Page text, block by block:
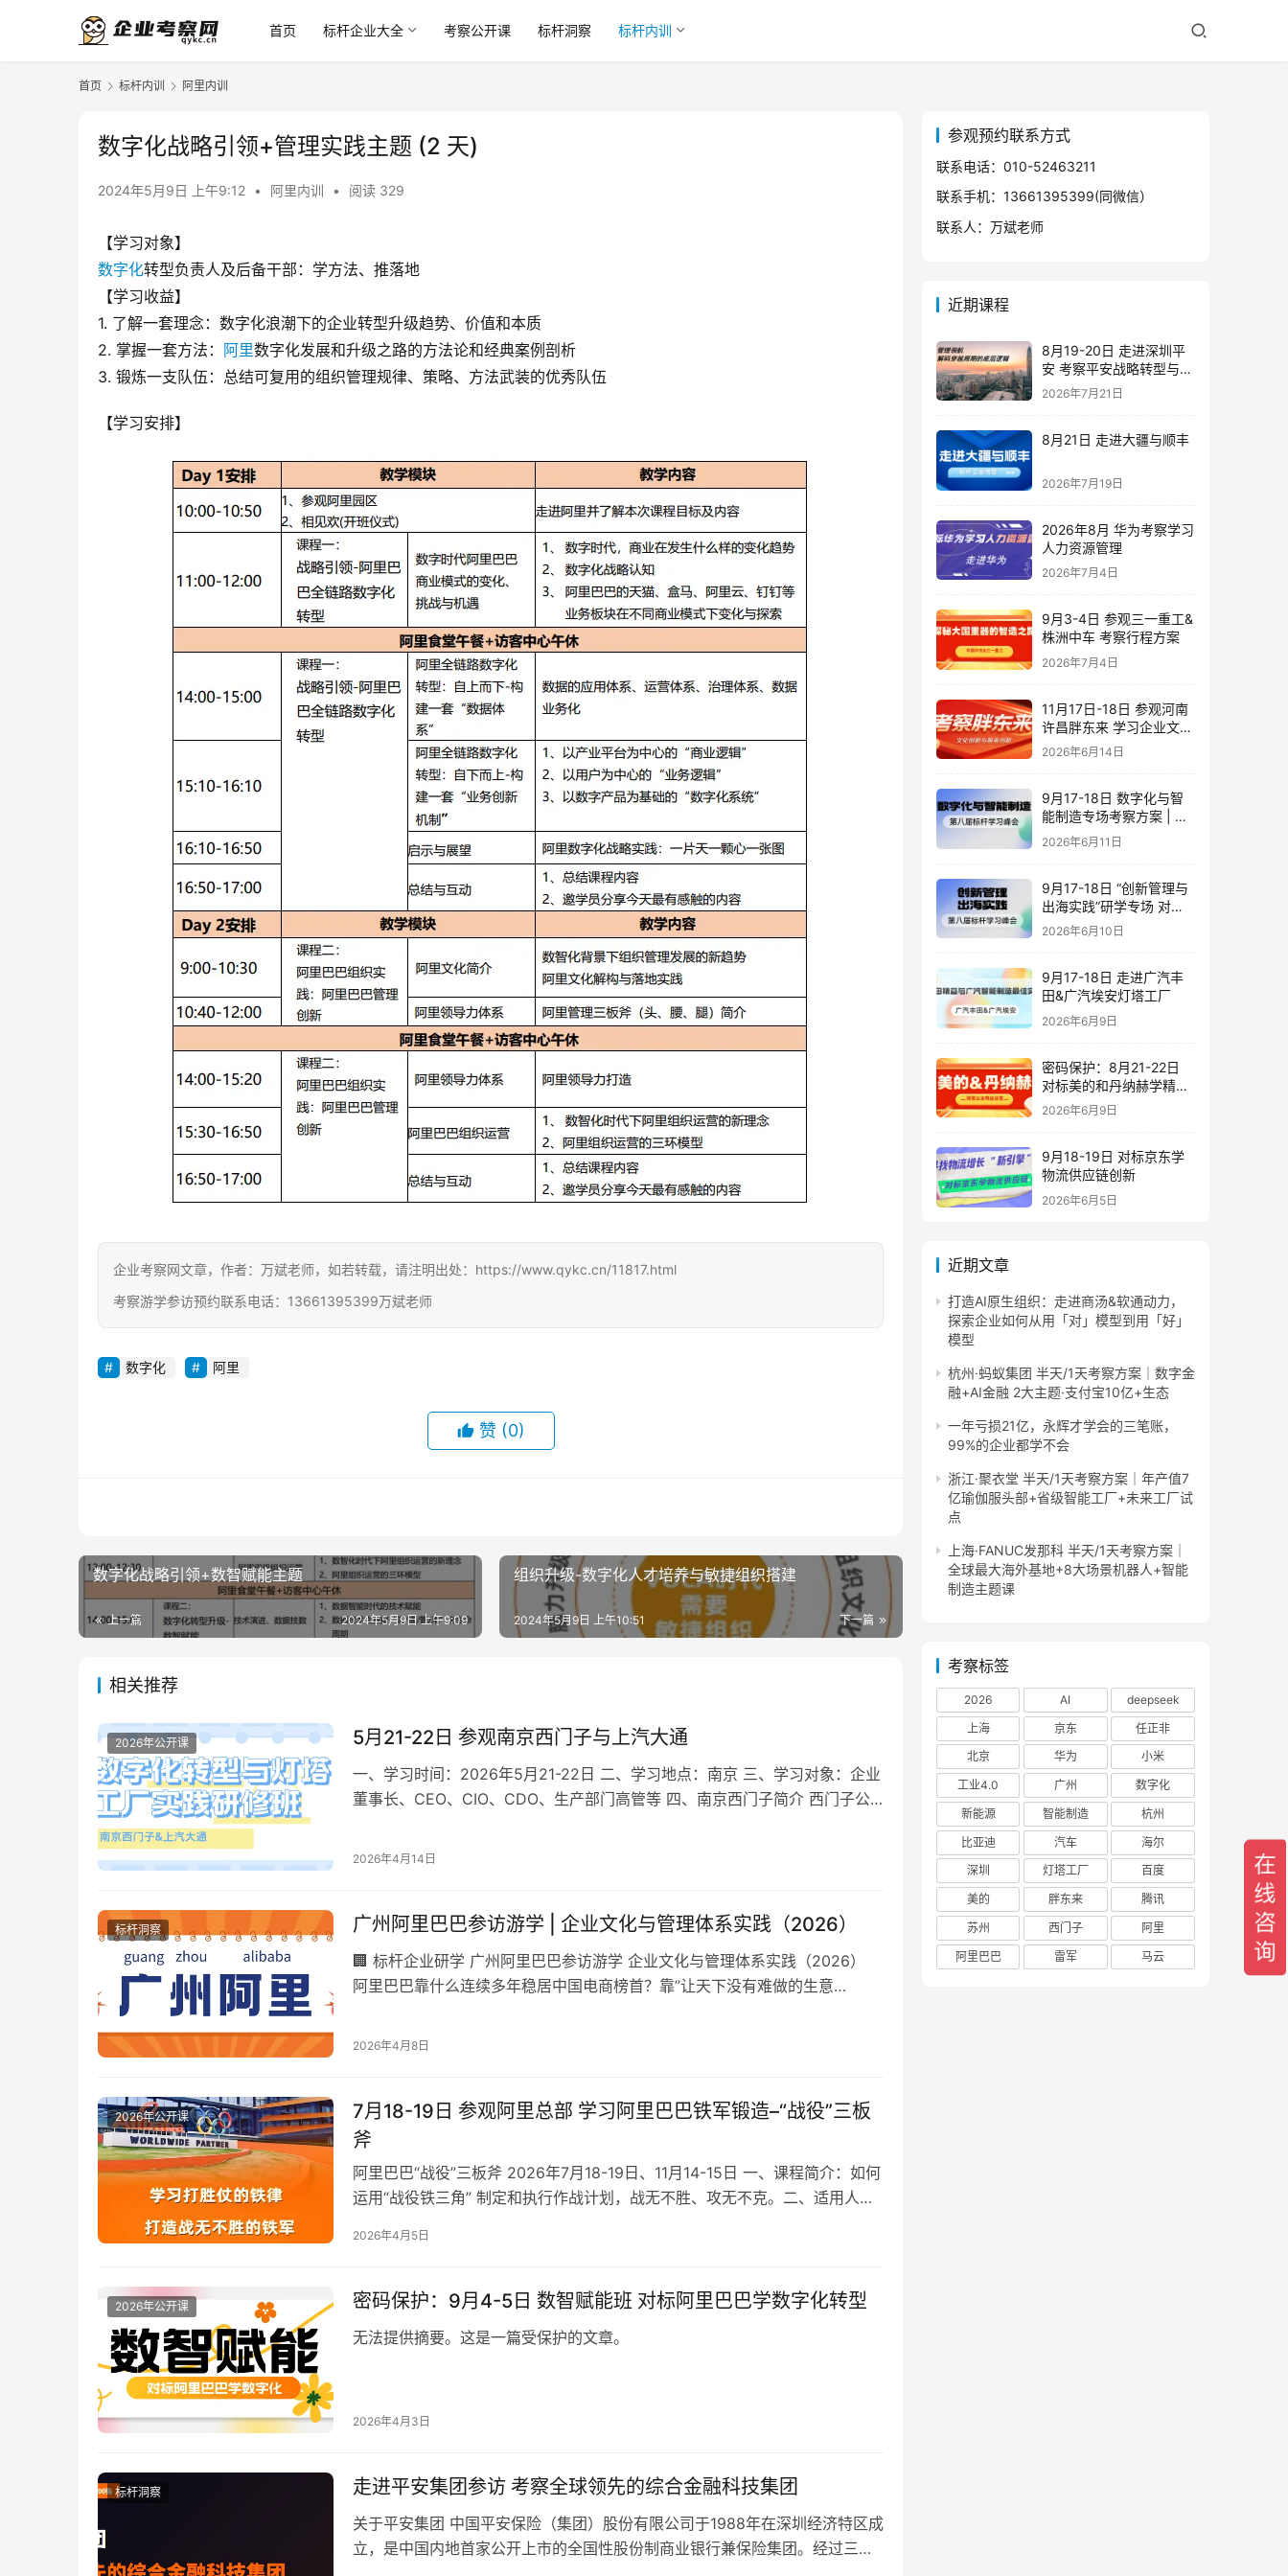
首页 标杆企业大全 考察公开课 标杆洞察 标杆内训
首页 标杆内训 阿里内训
数字化战略引领+管理实践主题 (2 天)
2024年5月9日 上午9:12 • 阿里内训 • 阅读 329
【学习对象】
数字化转型负责人及后备干部：学方法、推落地
【学习收益】
1. 了解一套理念：数字化浪潮下的企业转型升级趋势、价值和本质
2. 掌握一套方法： 阿里数字化发展和升级之路的方法论和经典案例剖析
3. 锻炼一支队伍：总结可复用的组织管理规律、策略、方法武装的优秀队伍
【学习安排】
企业考察网文章，作者：万斌老师，如若转载，请注明出处：https://www.qykc.cn/11817.html
考察游学参访预约联系电话：13661395399万斌老师
数字化 阿里
赞 (0)
数字化战略引领+数智赋能主题
上一篇 2024年5月9日 上午9:09
组织升级-数字化人才培养与敏捷组织搭建
下一篇
2024年5月9日 上午10:51
相关推荐
2026年公开课 5月21-22日 参观南京西门子与上汽大通
一、学习时间：2026年5月21-22日 二、学习地点：南京 三、学习对象：企业
董事长、CEO、CIO、CDO、生产部门高管等 四、南京西门子简介 西门子公
2026年4月14日
标杆洞察 广州阿里巴巴参访游学 | 企业文化与管理体系实践（2026）
🏢 标杆企业研学 广州阿里巴巴参访游学 企业文化与管理体系实践（2026）
阿里巴巴靠什么连续多年稳居中国电商榜首？靠”让天下没有难做的生意
2026年4月8日
2026年公开课
7月18-19日 参观阿里总部 学习阿里巴巴铁军锻造–“战役”三板
斧
阿里巴巴“战役”三板斧 2026年7月18-19日、11月14-15日 一、课程简介：如何
运用“战役铁三角” 制定和执行作战计划，战无不胜、攻无不克。二、适用人
2026年4月5日
2026年公开课 密码保护：9月4-5日 数智赋能班 对标阿里巴巴学数字化转型
无法提供摘要。这是一篇受保护的文章。
2026年4月3日
标杆洞察 走进平安集团参访 考察全球领先的综合金融科技集团
关于平安集团 中国平安保险（集团）股份有限公司于1988年在深圳经济特区成
立，是中国内地首家公开上市的全国性股份制商业银行兼保险集团。经过三十
参观预约联系方式
联系电话：010-52463211
联系手机：13661395399(同微信）
联系人：万斌老师
近期课程
8月19-20日 走进深圳平
安 考察平安战略转型与管
理实践
2026年7月21日
8月21日 走进大疆与顺丰
2026年7月19日
2026年8月 华为考察学习
人力资源管理
2026年7月4日
9月3-4日 参观三一重工&
株洲中车 考察行程方案
2026年7月4日
11月17日-18日 参观河南
许昌胖东来 学习企业文化
创新与服务创新
2026年6月14日
9月17-18日 数字化与智
能制造专场考察方案 | 对
标潍柴·豪迈·海尔·歌尔_标
杆学习峰会
2026年6月11日
9月17-18日 “创新管理与
出海实践”研学专场 对标
潍柴&豪迈&海尔&歌尔
2026年6月10日
9月17-18日 走进广汽丰
田&广汽埃安灯塔工厂
2026年6月9日
密码保护：8月21-22日
对标美的和丹纳赫学精益
运营
2026年6月9日
9月18-19日 对标京东学
物流供应链创新
2026年6月5日
近期文章
打造AI原生组织：走进商汤&软通动力，
探索企业如何从用「对」模型到用「好」
模型
杭州·蚂蚁集团 半天/1天考察方案｜数字金
融+AI金融 2大主题·支付宝10亿+生态
一年亏损21亿，永辉才学会的三笔账，
99%的企业都学不会
浙江·聚衣堂 半天/1天考察方案｜年产值7
亿瑜伽服头部+省级智能工厂+未来工厂试
点
上海·FANUC发那科 半天/1天考察方案｜
全球最大海外基地+8大场景机器人+智能
制造主题课
考察标签
2026 AI
deepseek
上海
京东
任正非
北京
华为
小米
工业4.0
广州
数字化
新能源
智能制造
杭州
比亚迪
汽车
海尔
深圳
灯塔工厂
百度
美的
胖东来
腾讯
苏州
西门子
阿里
阿里巴巴
雷军 马云